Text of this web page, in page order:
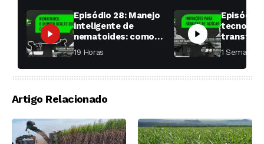
Episódio 28: Manejo
inteligente de
nematoides: como
aumentar a
produtividade das
soqueiras?
19 Horas ⁮
Episódio
fábricas
1 Semana ⁮
Artigo Relacionado